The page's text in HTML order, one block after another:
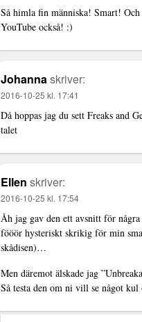
Så himla fin människa! Smart!
YouTube också! :)
Johannaskriver:
2016-10-25 kl. 17:41
Då hoppas jag du sett Freaks and
talet
Ellen skriver:
2016-10-25 kl. 17:54
Åh jag gav den ett avsnitt för
fööör hysteriskt skrikig för min
skådisen)…
Men däremot älskade jag
Så testa den om ni vill se något